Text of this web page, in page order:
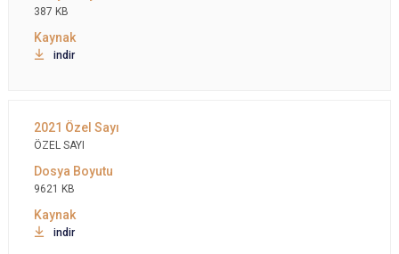
387 KB
indir
ÖZEL SAYI
9621 KB
indir